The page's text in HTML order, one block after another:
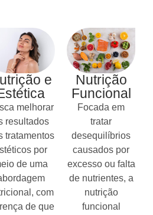
e
melhorar
resultados
tratamentos
por
de uma
com
de que
Nutrição
Funcional
Focada em
tratar
desequilíbrios
causados por
excesso ou falta
de nutrientes, a
nutrição
funcional